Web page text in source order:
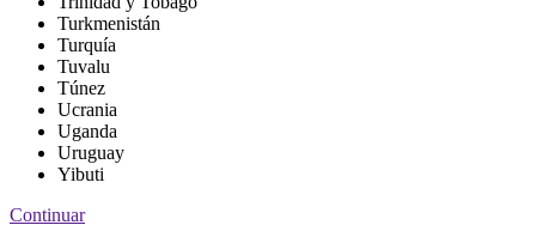
Turkmenistán
Turquía
Tuvalu
Túnez
Ucrania
Uganda
Uruguay
Yibuti
Continuar